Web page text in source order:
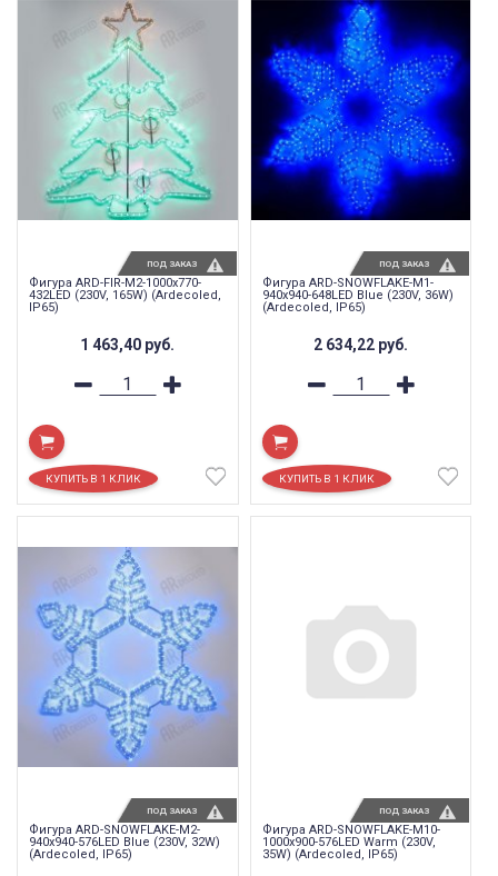
Фигура ARD-FIR-M2-1000x770-
432LED (230V, 165W) (Ardecoled,
IP65)
1 463,40 руб.
ПОД ЗАКАЗ
Фигура ARD-SNOWFLAKE-M1-
940x940-648LED Blue (230V, 36W)
(Ardecoled, IP65)
2 634,22 руб.
ПОД ЗАКАЗ
Фигура ARD-SNOWFLAKE-M2-
940x940-576LED Blue (230V, 32W)
(Ardecoled, IP65)
ПОД ЗАКАЗ
Фигура ARD-SNOWFLAKE-M10-
1000x900-576LED Warm (230V,
35W) (Ardecoled, IP65)
ПОД ЗАКАЗ